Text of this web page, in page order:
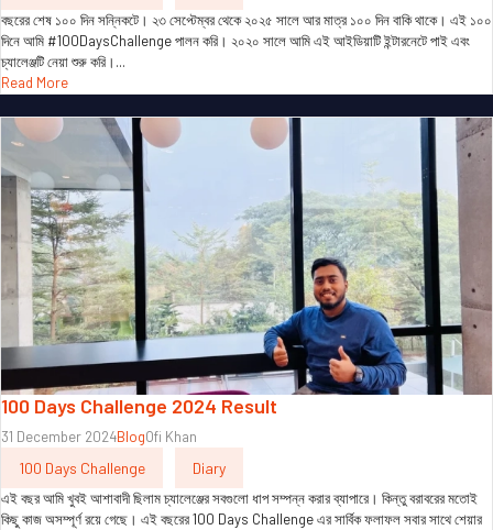
বছরের শেষ ১০০ দিন সন্নিকটে। ২৩ সেপ্টেম্বর থেকে ২০২৫ সালে আর মাত্র ১০০ দিন বাকি থাকে। এই ১০০
দিনে আমি #100DaysChallenge পালন করি। ২০২০ সালে আমি এই আইডিয়াটি ইন্টারনেটে পাই এবং
চ্যালেঞ্জটি নেয়া শুরু করি।...
Read More
100 Days Challenge 2024 Result
31 December 2024BlogOfi Khan
100 Days Challenge Diary
এই বছর আমি খুবই আশাবাদী ছিলাম চ্যালেঞ্জের সবগুলো ধাপ সম্পন্ন করার ব্যাপারে। কিন্তু বরাবরের মতোই
কিছু কাজ অসম্পূর্ণ রয়ে গেছে। এই বছরের 100 Days Challenge এর সার্বিক ফলাফল সবার সাথে শেয়ার